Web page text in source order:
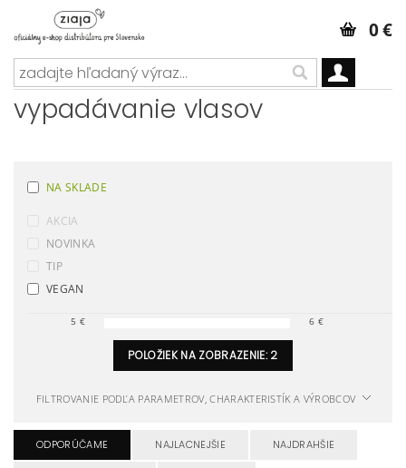
0 €
vypadávanie vlasov
NA SKLADE
AKCIA
NOVINKA
TIP
VEGAN
5 € 6 €
POLOŽIEK NA ZOBRAZENIE:2
FILTROVANIE PODĽA PARAMETROV, CHARAKTERISTÍK A VÝROBCOV
ODPORÚČAME NAJLACNEJŠIE NAJDRAHŠIE